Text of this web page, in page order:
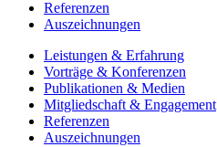
Referenzen
Auszeichnungen
Leistungen & Erfahrung
Vorträge & Konferenzen
Publikationen & Medien
Mitgliedschaft & Engagement
Referenzen
Auszeichnungen